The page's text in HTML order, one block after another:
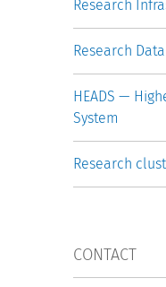
Research
Research
HEADS —
System
Research
CONTACT